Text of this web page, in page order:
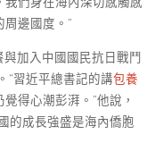
邊國度。”
加入中國國民抗日戰鬥
“習近平總書記的講包養
得心潮彭湃。”他說，
的成長強盛是海內僑胞